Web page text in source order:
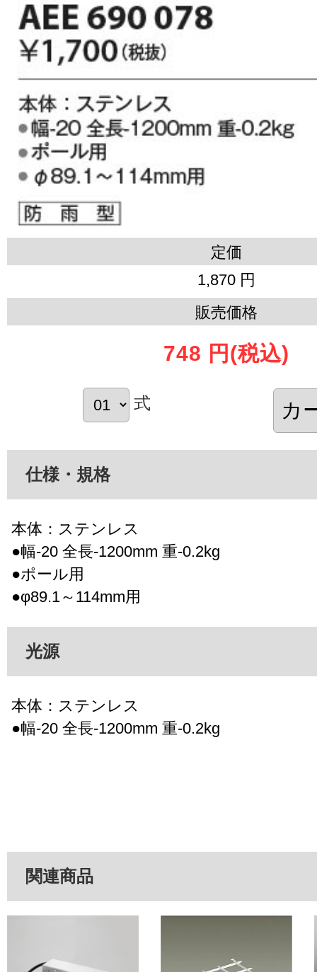
定価
1,870 円
販売価格
748 円 (税込)
式
仕様・規格
本体：ステンレス
●幅-20 全長-1200mm 重-0.2kg
●ポール用
●φ89.1～114mm用
光源
本体：ステンレス
●幅-20 全長-1200mm 重-0.2kg
関連商品